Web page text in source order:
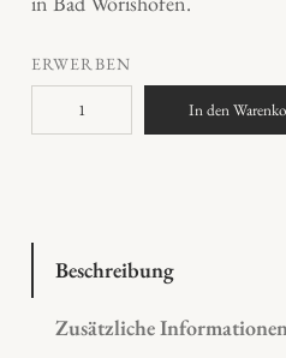
ERWERBEN
t
u
In den
Beschreibung
Zusätzliche